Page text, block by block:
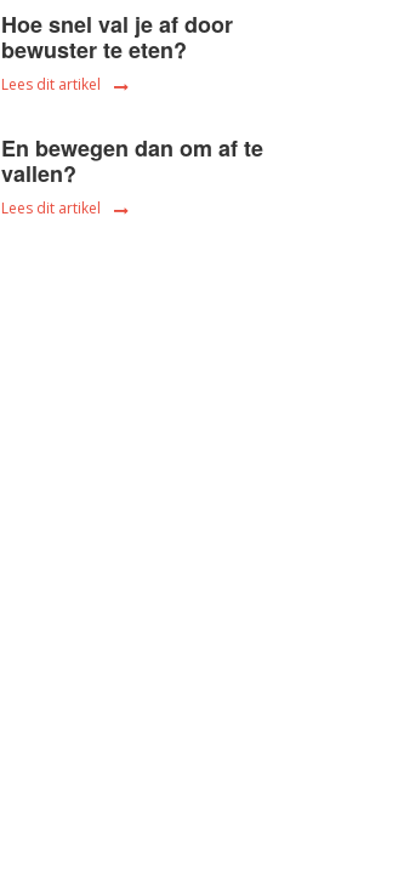
Hoe snel val je af door
bewuster te eten?
Lees dit artikel
En bewegen dan om af te
vallen?
Lees dit artikel